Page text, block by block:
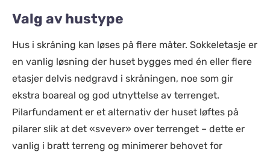
Valg av hustype
Hus i skråning kan løses på flere måter. Sokkeletasje er
en vanlig løsning der huset bygges med én eller flere
etasjer delvis nedgravd i skråningen, noe som gir
ekstra boareal og god utnyttelse av terrenget.
Pilarfundament er et alternativ der huset løftes på
pilarer slik at det «svever» over terrenget – dette er
vanlig i bratt terreng og minimerer behovet for